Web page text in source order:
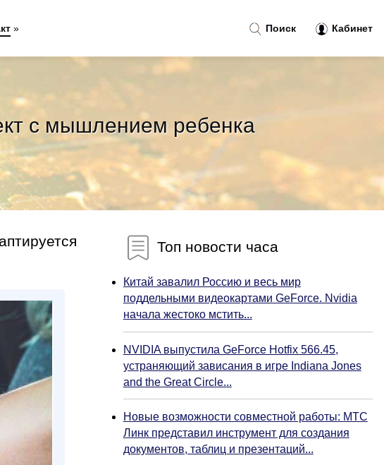
с мышлением ребенка
Топ новости часа
Китай завалил Россию и весь мир
поддельными видеокартами GeForce. Nvidia
начала жестоко мстить...
NVIDIA выпустила GeForce Hotfix 566.45,
устраняющий зависания в игре Indiana Jones
and the Great Circle...
Новые возможности совместной работы: МТС
Линк представил инструмент для создания
документов, таблиц и презентаций...
Поиск Кабинет
»